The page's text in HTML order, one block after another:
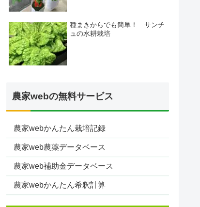
種まきからでも簡単！ サンチ
ュの水耕栽培
農家webの無料サービス
農家webかんたん栽培記録
農家web農薬データベース
農家web補助金データベース
農家webかんたん希釈計算